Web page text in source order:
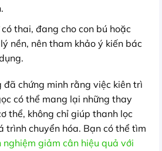
thai, đang cho con bú hoặc
nền, nên tham khảo ý kiến bác
đã chứng minh rằng việc kiên trì
có thể mang lại những thay
thể, không chỉ giúp thanh lọc
trình chuyển hóa. Bạn có thể tìm
nghiệm giảm cân hiệu quả với